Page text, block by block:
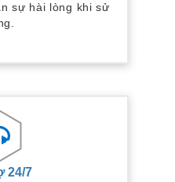
sự hài lòng khi sử
24/7